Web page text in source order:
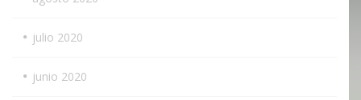
julio 2020
junio 2020